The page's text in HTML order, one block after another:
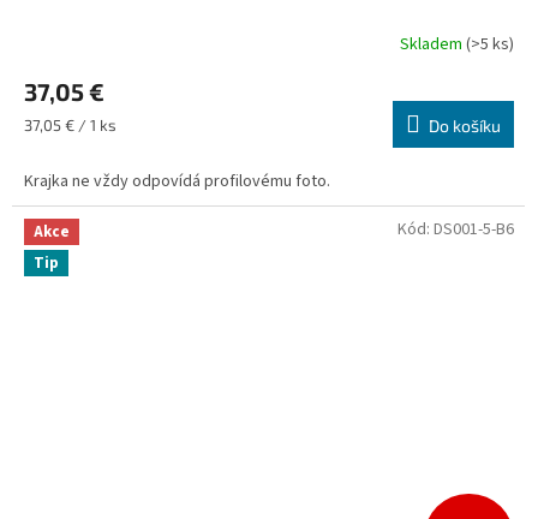
produktu
je
5,0
5
hvězdiček.
Skladem(>5 ks)
37,05 €
Měrná
37,05 € / 1 ks Do košíku
Krajka ne vždy odpovídá profilovému foto.
Akce
Tip
Kód: DS001-5-B6